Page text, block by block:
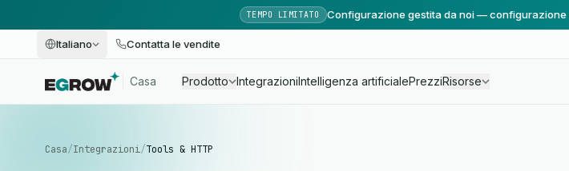
TEMPO LIMITATO Configurazione gestita da noi — configurazione
Italiano Contatta le vendite
Casa Prodotto IntegrazioniIntelligenza artificialePrezziRisorse
Casa/Integrazioni/Tools & HTTP